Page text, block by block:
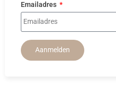
Emailadres
Aanmelden